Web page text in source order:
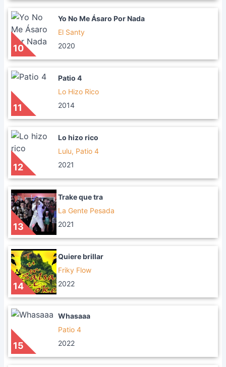
10
Yo No Me Ásaro Por Nada
El Santy
2020
11
Patio 4
Lo Hizo Rico
2014
12
Lo hizo rico
Lulu, Patio 4
2021
13
Trake que tra
La Gente Pesada
2021
14
Quiere brillar
Friky Flow
2022
15
Whasaaa
Patio 4
2022